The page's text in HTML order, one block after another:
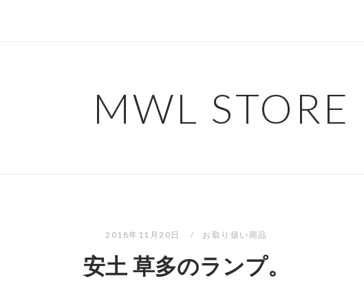
MWL STORE
2018年11月20日 お取り扱い商品
安土 草多のランプ。